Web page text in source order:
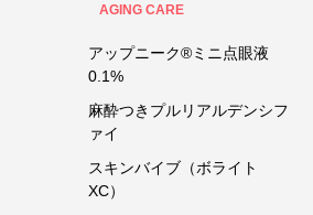
AGING CARE
アップニーク®ミニ点眼液
0.1%
麻酔つきプルリアルデンシフ
ァイ
スキンバイブ（ボライト
XC）